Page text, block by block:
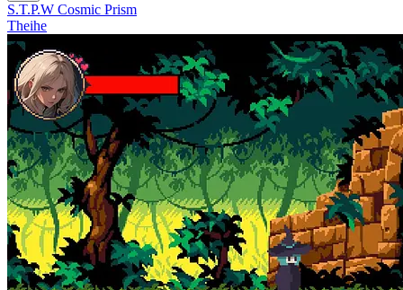
S.T.P.W Cosmic Prism
Theihe